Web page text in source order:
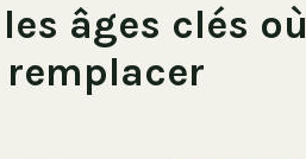
âges clés où